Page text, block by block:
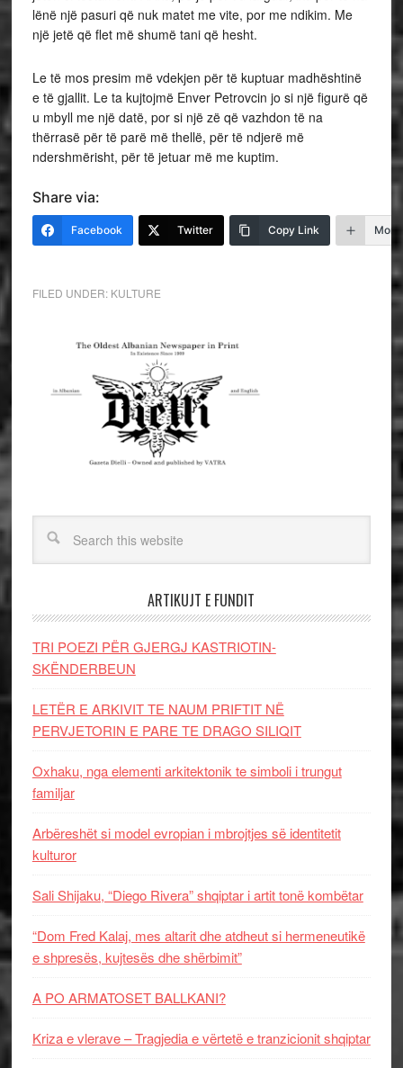
lënë një pasuri që nuk matet me vite, por me ndikim. Me
një jetë që flet më shumë tani që hesht.
Le të mos presim më vdekjen për të kuptuar madhështinë
e të gjallit. Le ta kujtojmë Enver Petrovcin jo si një figurë që
u mbyll me një datë, por si një zë që vazhdon të na
thërrasë për të parë më thellë, për të ndjerë më
ndershmërisht, për të jetuar më me kuptim.
Share via:
Facebook Twitter Copy Link More
FILED UNDER: KULTURE
ARTIKUJT E FUNDIT
TRI POEZI PËR GJERGJ KASTRIOTIN-
SKËNDERBEUN
LETËR E ARKIVIT TE NAUM PRIFTIT NË
PERVJETORIN E PARE TE DRAGO SILIQIT
Oxhaku, nga elementi arkitektonik te simboli i trungut
familjar
Arbëreshët si model evropian i mbrojtjes së identitetit
kulturor
Sali Shijaku, “Diego Rivera” shqiptar i artit tonë kombëtar
“Dom Fred Kalaj, mes altarit dhe atdheut si hermeneutikë
e shpresës, kujtesës dhe shërbimit”
A PO ARMATOSET BALLKANI?
Kriza e vlerave – Tragjedia e vërtetë e tranzicionit shqiptar